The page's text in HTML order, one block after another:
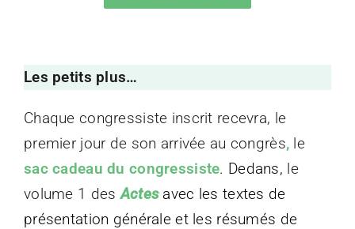
Les petits plus…
Chaque congressiste inscrit recevra, le
premier jour de son arrivée au congrès, le
sac cadeau du congressiste. Dedans, le
volume 1 des Actes avec les textes de
présentation générale et les résumés de